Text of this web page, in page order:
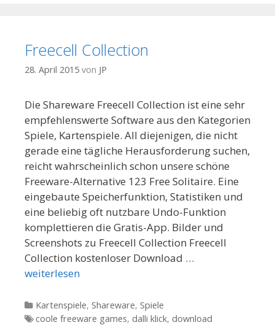
Freecell Collection
28. April 2015 von JP
Die Shareware Freecell Collection ist eine sehr
empfehlenswerte Software aus den Kategorien
Spiele, Kartenspiele. All diejenigen, die nicht
gerade eine tägliche Herausforderung suchen,
reicht wahrscheinlich schon unsere schöne
Freeware-Alternative 123 Free Solitaire. Eine
eingebaute Speicherfunktion, Statistiken und
eine beliebig oft nutzbare Undo-Funktion
komplettieren die Gratis-App. Bilder und
Screenshots zu Freecell Collection Freecell
Collection kostenloser Download …
weiterlesen
Kategorien
Kartenspiele, Shareware, Spiele
Tags
coole freeware games, dalli klick, download